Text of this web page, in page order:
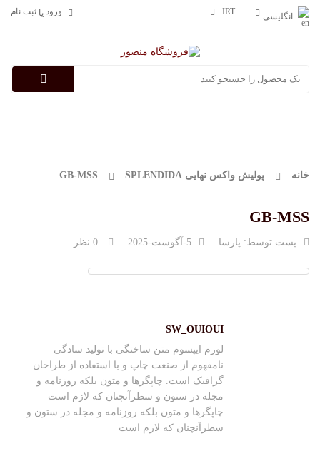
انگلیسی
IRT ورود یا ثبت نام
خانه پولیش واکس نهایی SPLENDIDA GB-MSS
GB-MSS
پست توسط: پارسا 5-آگوست-2025
SW_OUIOUI
لورم ایپسوم متن ساختگی با تولید سادگی
نامفهوم از صنعت چاپ و با استفاده از طراحان
گرافیک است. چاپگرها و متون بلکه روزنامه و
مجله در ستون و سطرآنچنان که لازم است
چاپگرها و متون بلکه روزنامه و مجله در ستون و
سطرآنچنان که لازم است